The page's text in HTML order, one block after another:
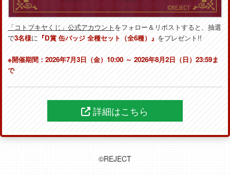
「コトブキヤくじ」公式アカウント をフォロー＆リポストすると、抽選
で3名様に 『D賞 缶バッジ 全種セット（全6種）』 をプレゼント!!
※開催期間：2026年7月3日（金）10:00 ～ 2026年8月2日（日）23:59ま
で
詳細はこちら
©REJECT